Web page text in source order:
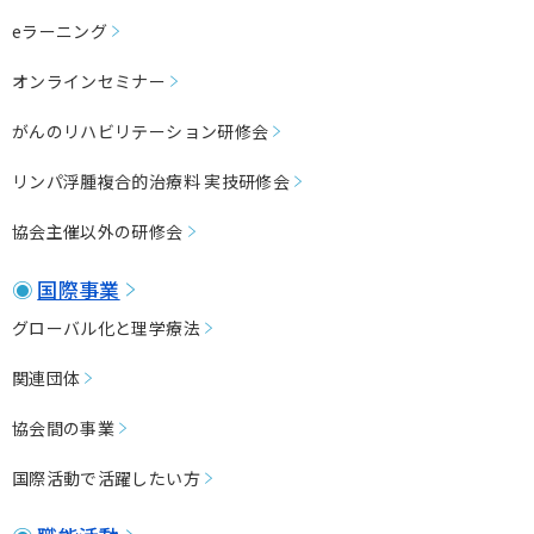
eラーニング
オンラインセミナー
がんのリハビリテーション研修会
リンパ浮腫複合的治療料 実技研修会
協会主催以外の研修会
国際事業
グローバル化と理学療法
関連団体
協会間の事業
国際活動で活躍したい⽅